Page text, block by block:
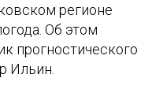
регионе
Об этом
прогностического
Ильин.